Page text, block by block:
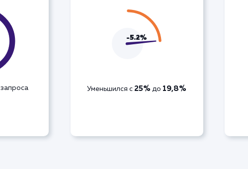
запроса
-5.2%
Уменьшился с 25% до 19,8%